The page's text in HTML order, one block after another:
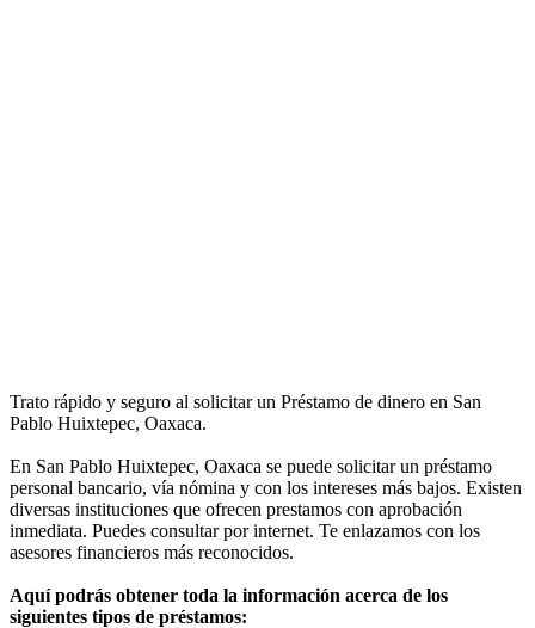
Trato rápido y seguro al solicitar un Préstamo de dinero en San
Pablo Huixtepec, Oaxaca.
En San Pablo Huixtepec, Oaxaca se puede solicitar un préstamo
personal bancario, vía nómina y con los intereses más bajos. Existen
diversas instituciones que ofrecen prestamos con aprobación
inmediata. Puedes consultar por internet. Te enlazamos con los
asesores financieros más reconocidos.
Aquí podrás obtener toda la información acerca de los
siguientes tipos de préstamos: